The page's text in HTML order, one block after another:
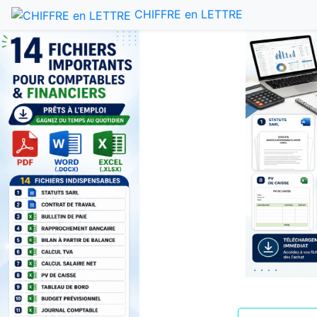
CHIFFRE en LETTRE